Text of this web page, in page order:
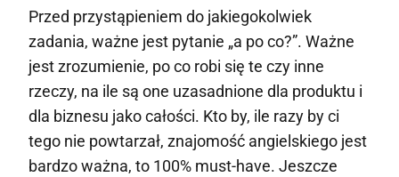
Przed przystąpieniem do jakiegokolwiek
zadania, ważne jest pytanie „a po co?”. Ważne
jest zrozumienie, po co robi się te czy inne
rzeczy, na ile są one uzasadnione dla produktu i
dla biznesu jako całości. Kto by, ile razy by ci
tego nie powtarzał, znajomość angielskiego jest
bardzo ważna, to 100% must-have. Jeszcze